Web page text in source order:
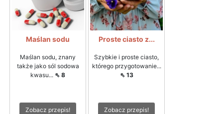
Maślan sodu
Maślan sodu, znany
także jako sól sodowa
kwasu... ⇖ 8
Zobacz przepis!
Proste ciasto z...
Szybkie i proste ciasto,
którego przygotowanie...
⇖ 13
Zobacz przepis!